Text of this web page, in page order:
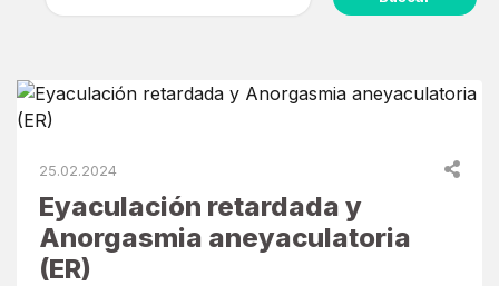
25.02.2024
Eyaculación retardada y
Anorgasmia aneyaculatoria
(ER)